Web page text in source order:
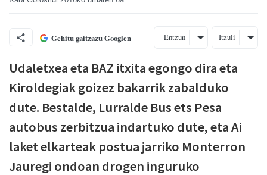
Gehitu gaitzazu Googlen Entzun Itzuli
Udaletxea eta BAZ itxita egongo dira eta
Kiroldegiak goizez bakarrik zabalduko
dute. Bestalde, Lurralde Bus ets Pesa
autobus zerbitzua indartuko dute, eta Ai
laket elkarteak postua jarriko Monterron
Jauregi ondoan drogen inguruko